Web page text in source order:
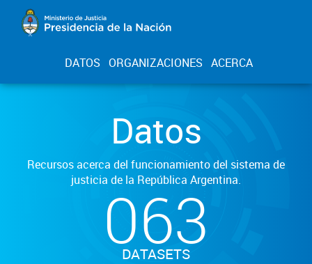
DATOS ORGANIZACIONES ACERCA
Datos
Recursos acerca del funcionamiento del sistema de
justicia de la República Argentina.
063
DATASETS